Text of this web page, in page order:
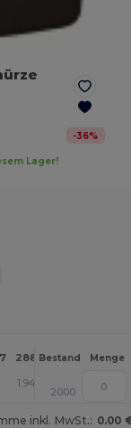
-36%
Lager!
288 + Mehr
Bestand Menge
1.94 +
2000
inkl. MwSt.: 0.00